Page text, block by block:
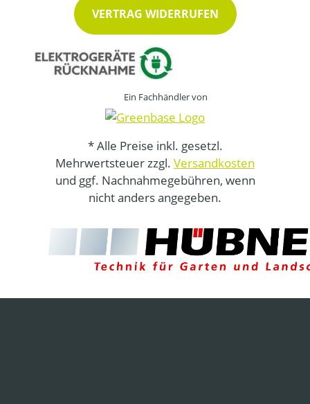
VERTRAG WIDERRUFEN
Ein Fachhändler von
* Alle Preise inkl. gesetzl.
Mehrwertsteuer zzgl. Versandkosten
und ggf. Nachnahmegebühren, wenn
nicht anders angegeben.